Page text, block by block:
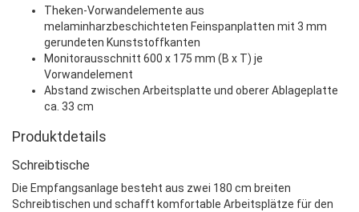
Theken-Vorwandelemente aus
melaminharzbeschichteten Feinspanplatten mit 3 mm
gerundeten Kunststoffkanten
Monitorausschnitt 600 x 175 mm (B x T) je
Vorwandelement
Abstand zwischen Arbeitsplatte und oberer Ablageplatte
ca. 33 cm
Produktdetails
Schreibtische
Die Empfangsanlage besteht aus zwei 180 cm breiten
Schreibtischen und schafft komfortable Arbeitsplätze für den